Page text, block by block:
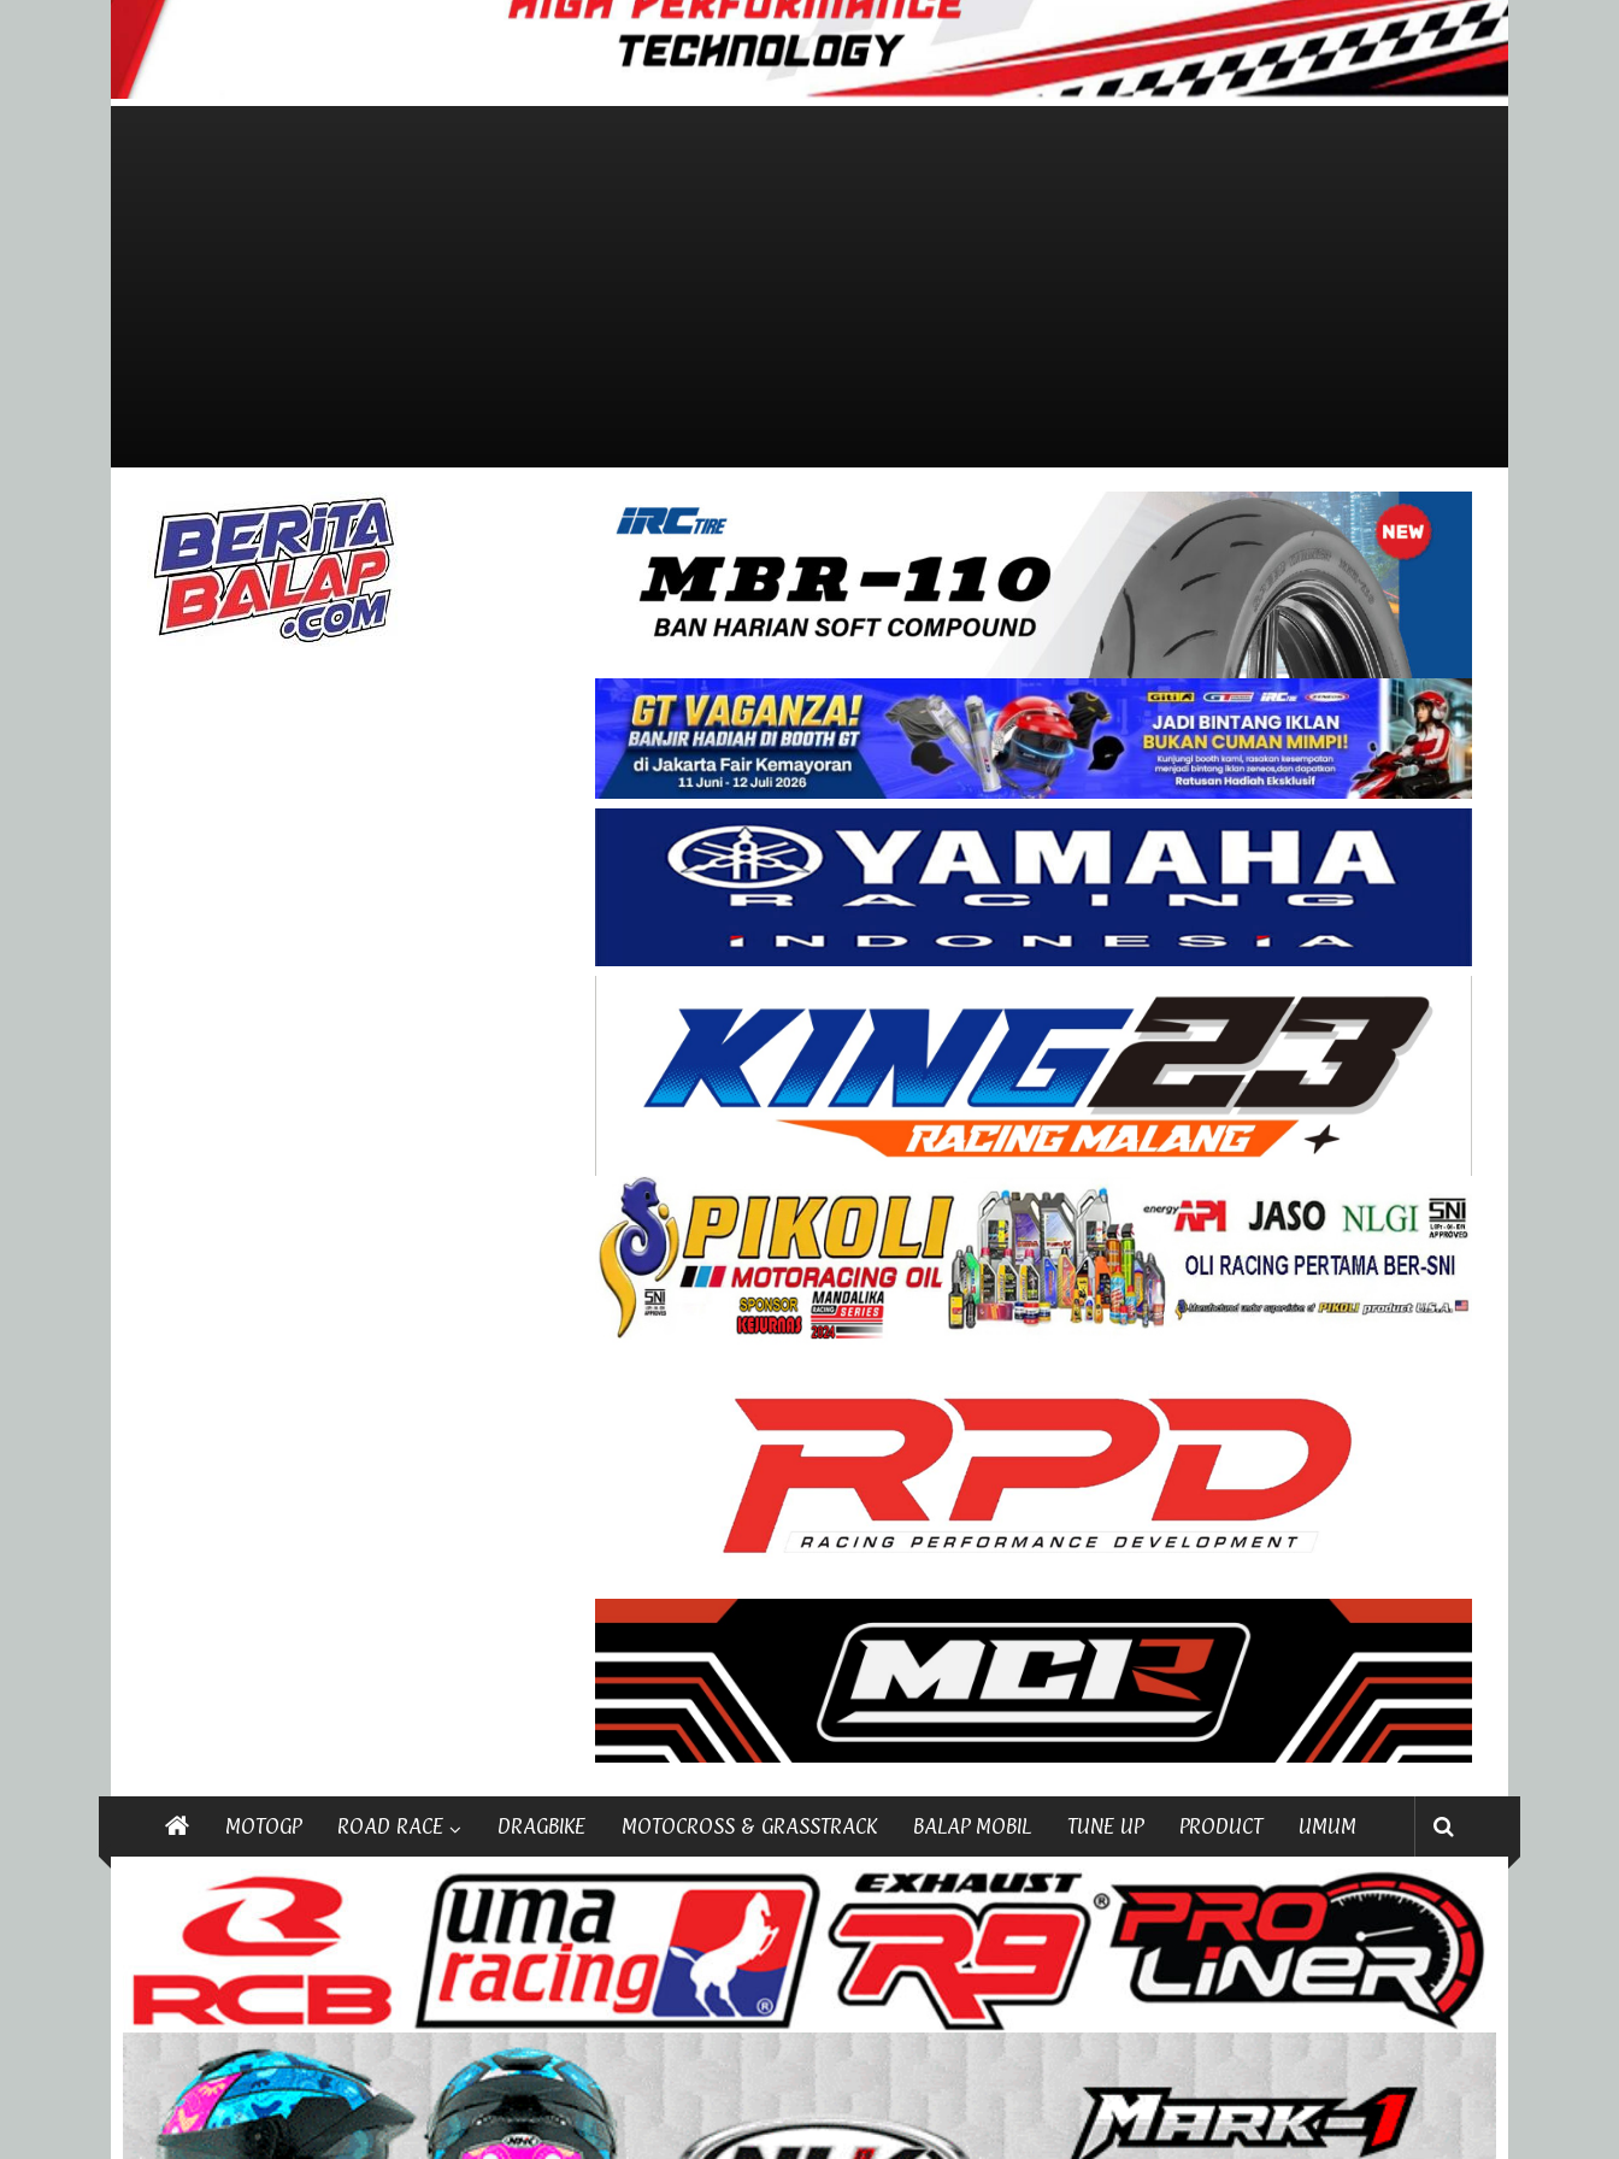
BeritaBalap.com
Portal
Berita
Balap
Paling
MOTOGP ROAD RACE DRAGBIKE MOTOCROSS & GRASSTRACK BALAP MOBIL TUNE UP PRODUCT UMUM